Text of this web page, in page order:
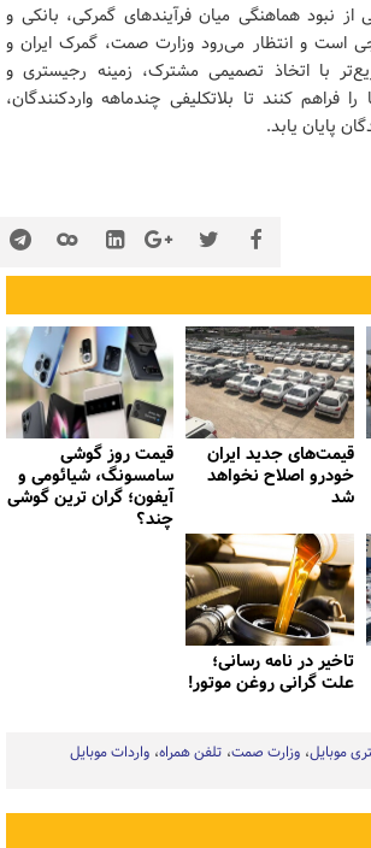
از نبود هماهنگی میان فرآیندهای گمرکی، بانکی و
است و انتظار می‌رود وزارت صمت، گمرک ایران و
با اتخاذ تصمیمی مشترک، زمینه رجیستری و
فراهم کنند تا بلاتکلیفی چندماهه واردکنندگان،
پایان یابد.
قیمت‌های جدید ایران
خودرو اصلاح نخواهد
شد
قیمت روز گوشی
سامسونگ، شیائومی و
آیفون؛ گران ترین گوشی
چند؟
تاخیر در نامه رسانی؛
علت گرانی روغن موتور!
موبایل وزارت صمت تلفن همراه واردات موبایل